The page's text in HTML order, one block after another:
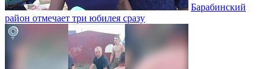
Барабинский
район отмечает три юбилея сразу